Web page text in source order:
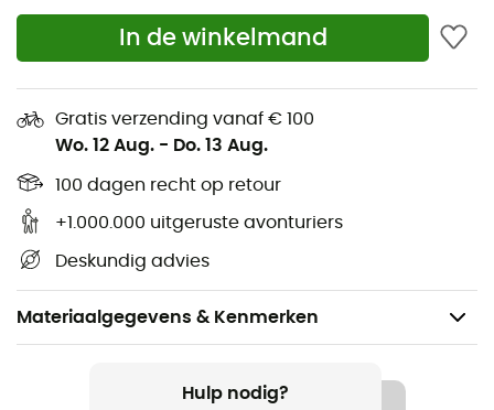
In de winkelmand
Gratis verzending vanaf € 100
Wo. 12 Aug. - Do. 13 Aug.
100 dagen recht op retour
+1.000.000 uitgeruste avonturiers
Deskundig advies
Materiaalgegevens & Kenmerken
Hulp nodig?